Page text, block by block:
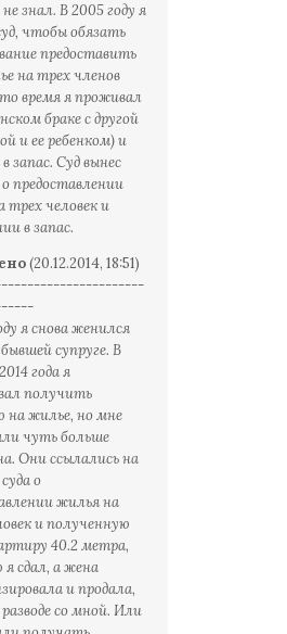
знал. В 2005 году я
чтобы обязать
предоставить
на трех членов
время я проживал
браке с другой
и ее ребенком) и
запас. Суд вынес
предоставлении
трех человек и
в запас.
(20.12.2014, 18:51)
я снова женился
супруге. В
года я
получить
на жилье, но мне
чуть больше
Они ссылались на
о
жилья на
и полученную
40.2 метра,
сдал, а жена
и продала,
со мной. Или